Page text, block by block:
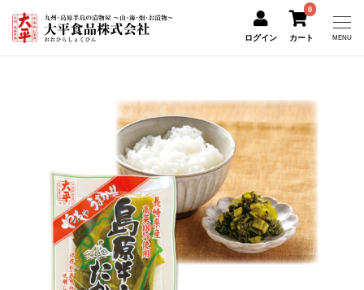
ログイン
0
カート MENU